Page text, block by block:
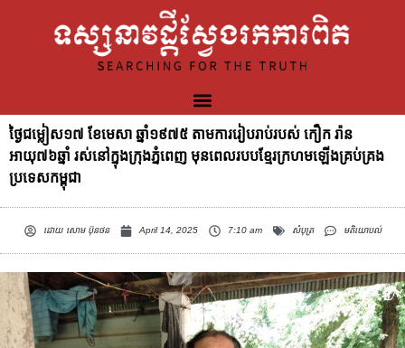
ថ្ងៃជម្លៀស១៧ ខែមេសា ឆ្នាំ១៩៧៥ តាមការរៀបរាប់របស់ កឿក រ៉ាន
អាយុ៧៦ឆ្នាំ រស់នៅក្នុងក្រុងភ្នំពេញ មុនពេលរបបខ្មែរក្រហមឡើងគ្រប់គ្រង
ប្រទេសកម្ពុជា
ដោយសោម ប៊ុនថន April 14, 2025 7:10 am សំបុត្រ មតិយោបល់